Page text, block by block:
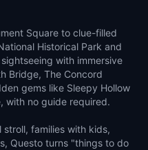
Square to clue-filled
Historical Park and
with immersive
Bridge, The Concord
gems like Sleepy Hollow
with no guide required.
families with kids,
Questo turns "things to do